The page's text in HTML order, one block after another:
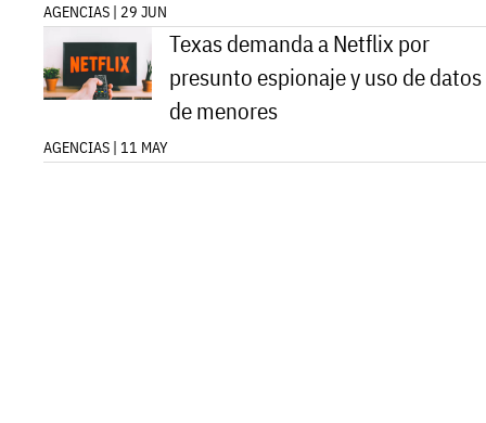
AGENCIAS | 29 JUN
Texas demanda a Netflix por
presunto espionaje y uso de datos
de menores
AGENCIAS | 11 MAY